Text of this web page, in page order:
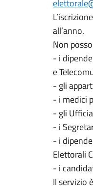
all’anno.
Non
- i
e
- gli
- i medici
- gli
- i
- i
Elettorali
- i
Il servizio